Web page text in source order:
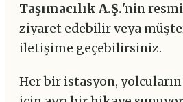
Taşımacılık A.Ş.'nin
ziyaret edebilir veya
iletişime geçebilirsiniz.
Her bir istasyon,